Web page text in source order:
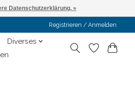
Registrieren / Anmelden
Diverses
Datenschutzerklärung. »